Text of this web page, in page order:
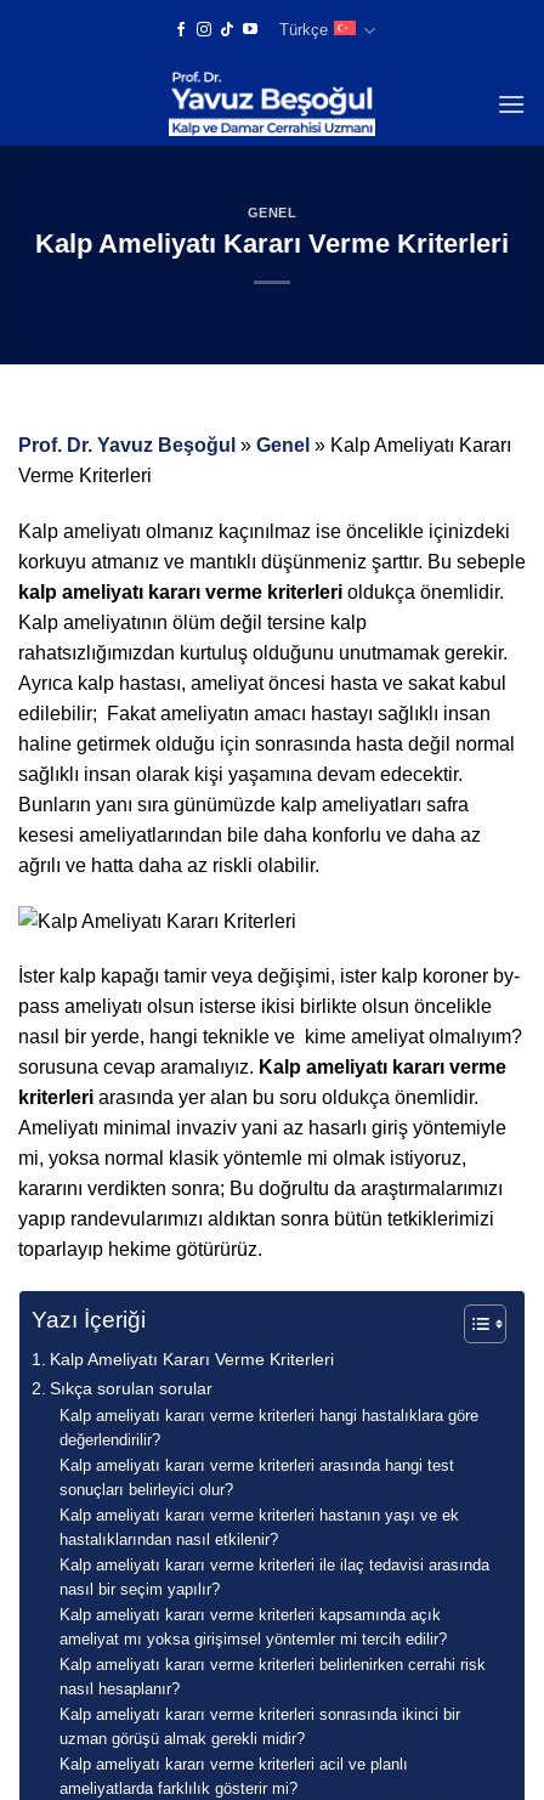
Türkçe
GENEL
Kalp Ameliyatı Kararı Verme Kriterleri
Prof. Dr. Yavuz Beşoğul » Genel » Kalp Ameliyatı Kararı
Verme Kriterleri
Kalp ameliyatı olmanız kaçınılmaz ise öncelikle içinizdeki
korkuyu atmanız ve mantıklı düşünmeniz şarttır. Bu sebeple
kalp ameliyatı kararı verme kriterleri oldukça önemlidir.
Kalp ameliyatının ölüm değil tersine kalp
rahatsızlığımızdan kurtuluş olduğunu unutmamak gerekir.
Ayrıca kalp hastası, ameliyat öncesi hasta ve sakat kabul
edilebilir; Fakat ameliyatın amacı hastayı sağlıklı insan
haline getirmek olduğu için sonrasında hasta değil normal
sağlıklı insan olarak kişi yaşamına devam edecektir.
Bunların yanı sıra günümüzde kalp ameliyatları safra
kesesi ameliyatlarından bile daha konforlu ve daha az
ağrılı ve hatta daha az riskli olabilir.
İster kalp kapağı tamir veya değişimi, ister kalp koroner by-
pass ameliyatı olsun isterse ikisi birlikte olsun öncelikle
nasıl bir yerde, hangi teknikle ve kime ameliyat olmalıyım?
sorusuna cevap aramalıyız. Kalp ameliyatı kararı verme
kriterleri arasında yer alan bu soru oldukça önemlidir.
Ameliyatı minimal invaziv yani az hasarlı giriş yöntemiyle
mi, yoksa normal klasik yöntemle mi olmak istiyoruz,
kararını verdikten sonra; Bu doğrultu da araştırmalarımızı
yapıp randevularımızı aldıktan sonra bütün tetkiklerimizi
toparlayıp hekime götürürüz.
Yazı İçeriği
Kalp Ameliyatı Kararı Verme Kriterleri
Sıkça sorulan sorular
Kalp ameliyatı kararı verme kriterleri hangi hastalıklara göre
değerlendirilir?
Kalp ameliyatı kararı verme kriterleri arasında hangi test
sonuçları belirleyici olur?
Kalp ameliyatı kararı verme kriterleri hastanın yaşı ve ek
hastalıklarından nasıl etkilenir?
Kalp ameliyatı kararı verme kriterleri ile ilaç tedavisi arasında
nasıl bir seçim yapılır?
Kalp ameliyatı kararı verme kriterleri kapsamında açık
ameliyat mı yoksa girişimsel yöntemler mi tercih edilir?
Kalp ameliyatı kararı verme kriterleri belirlenirken cerrahi risk
nasıl hesaplanır?
Kalp ameliyatı kararı verme kriterleri sonrasında ikinci bir
uzman görüşü almak gerekli midir?
Kalp ameliyatı kararı verme kriterleri acil ve planlı
ameliyatlarda farklılık gösterir mi?